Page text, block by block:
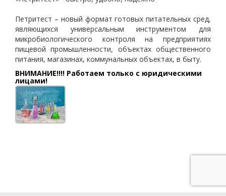
Петритест – новый формат готовых питательных сред,
являющихся универсальным инструментом для
микробиологического контроля на предприятиях
пищевой промышленности, объектах общественного
питания, магазинах, коммунальных объектах, в быту.
ВНИМАНИЕ!!!! Работаем только с юридическими
лицами!